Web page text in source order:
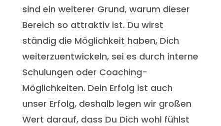
sind ein weiterer Grund, warum dieser
Bereich so attraktiv ist. Du wirst
ständig die Möglichkeit haben, Dich
weiterzuentwickeln, sei es durch interne
Schulungen oder Coaching-
Möglichkeiten. Dein Erfolg ist auch
unser Erfolg, deshalb legen wir großen
Wert darauf, dass Du Dich wohl fühlst